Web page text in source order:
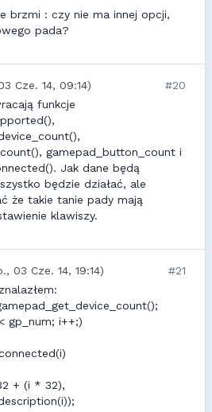
brzmi : czy nie ma innej opcji,
pada?
Cze. 14, 09:14)
#20
funkcje
gamepad_button_count i
Jak dane będą
będzie działać, ale
że takie tanie pady mają
klawiszy.
03 Cze. 14, 19:14)
#21
gp_num; i++;)
+ (i * 32),